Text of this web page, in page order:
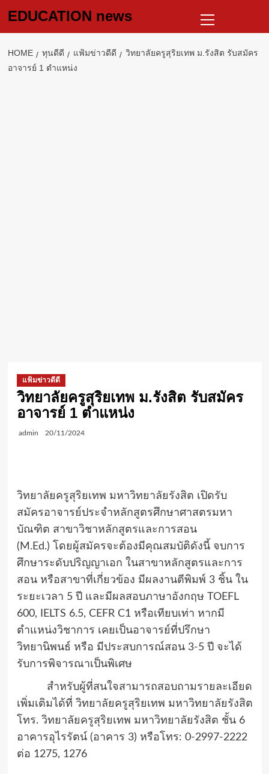
EDUCATION news
Menu
HOME ทุนดีดี แฟ้มข่าวดีดี
วิทยาลัยครูสุริยเทพ ม.รังสิต รับสมัคร
อาจารย์ 1 ตำแหน่ง
แฟ้มข่าวดีดี
วิทยาลัยครูสุริยเทพ ม.รังสิต รับสมัคร
อาจารย์ 1 ตำแหน่ง
admin 20/11/2024
วิทยาลัยครูสุริยเทพ มหาวิทยาลัยรังสิต เปิดรับ
สมัครอาจารย์ประจำหลักสูตรศึกษาศาสตรมหา
บัณฑิต สาขาวิชาหลักสูตรและการสอน
( M.Ed.) โดยผู้สมัครจะต้องมีคุณสมบัติดังนี้ จบการ
ศึกษาระดับปริญญาเอก ในสาขาหลักสูตรและการ
สอน หรือสาขาที่เกี่ยวข้อง มีผลงานตีพิมพ์ 3ชิ้น ใน
ระยะเวลา 5ปี และมีผลสอบภาษาอังกฤษ TOEFL
600, IELTS 6.5, CEFR C1หรือเทียบเท่า หากมี
ตำแหน่งวิชาการ เคยเป็นอาจารย์ที่ปรึกษา
วิทยานิพนธ์ หรือ มีประสบการณ์สอน 3-5 ปี จะได้
รับการพิจารณาเป็นพิเศษ
สำหรับผู้ที่สนใจสามารถสอบถามรายละเอียด
เพิ่มเติมได้ที่ วิทยาลัยครูสุริยเทพ มหาวิทยาลัยรังสิต
โทร. วิทยาลัยครูสุริยเทพ มหาวิทยาลัยรังสิต ชั้น 6
อาคารอุไรรัตน์ (อาคาร 3) หรือโทร: 0-2997-2222
ต่อ 1275, 1276